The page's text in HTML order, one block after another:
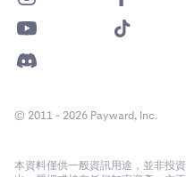
市场数据
© 2011 - 2026 Payward, Inc.
本資料僅供一般資訊用途，並非投